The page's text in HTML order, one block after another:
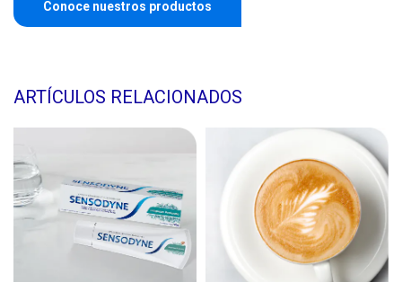
Conoce nuestros productos
ARTÍCULOS RELACIONADOS